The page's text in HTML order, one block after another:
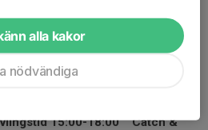
15:00-18:00 Catch &
alla kakor
nödvändiga